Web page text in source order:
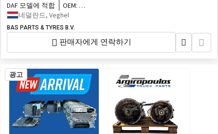
DAF 모델에 적합
OEM:
네덜란드, Veghel
BAS PARTS & TYRES B.V.
판매자에게 연락하기
광고